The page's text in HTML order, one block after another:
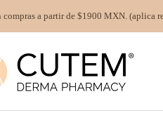
a partir de $1900 MXN. (aplica